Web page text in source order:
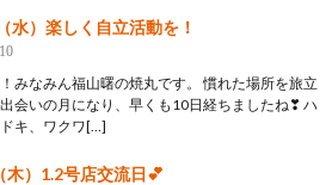
水）楽しく自立活動を！
みなみん福山曙の焼丸です。 慣れた場所を旅立
会いの月になり、早くも10日経ちましたね❣ ハ
キ、ワクワ[…]
木）1.2号店交流日💕